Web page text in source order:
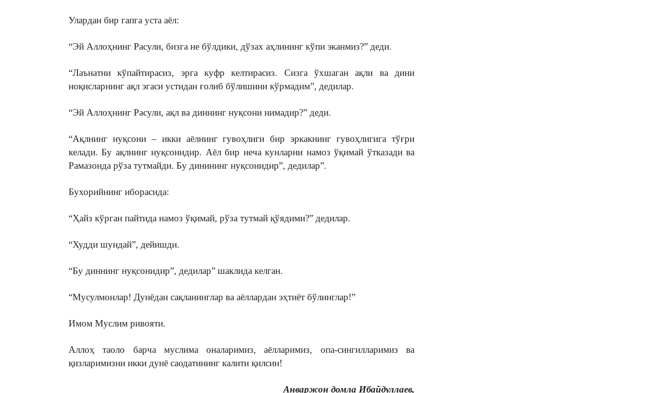
Улардан бир гапга уста аёл:
“Эй Аллоҳнинг Расули, бизга не бўлдики, дўзах аҳлининг кўпи эканмиз?” деди.
“Лаънатни кўпайтирасиз, эрга куфр келтирасиз. Сизга ўхшаган ақли ва дини
ноқисларнинг ақл эгаси устидан ғолиб бўлишини кўрмадим”, дедилар.
“Эй Аллоҳнинг Расули, ақл ва диннинг нуқсони нимадир?” деди.
“Ақлнинг нуқсони – икки аёлнинг гувоҳлиги бир эркакнинг гувоҳлигига тўғри
келади. Бу ақлнинг нуқсонидир. Аёл бир неча кунларни намоз ўқимай ўтказади ва
Рамазонда рўза тутмайди. Бу динининг нуқсонидир”, дедилар”.
Бухорийнинг иборасида:
“Ҳайз кўрган пайтида намоз ўқимай, рўза тутмай қўядими?” дедилар.
“Худди шундай”, дейишди.
“Бу диннинг нуқсонидир”, дедилар” шаклида келган.
“Мусулмонлар! Дунёдан сақланинглар ва аёллардан эҳтиёт бўлинглар!”
Имом Муслим ривояти.
Аллоҳ таоло барча муслима оналаримиз, аёлларимиз, опа-сингилларимиз ва
қизларимизни икки дунё саодатининг калити қилсин!
Анваржон домла Ибайдуллаев,